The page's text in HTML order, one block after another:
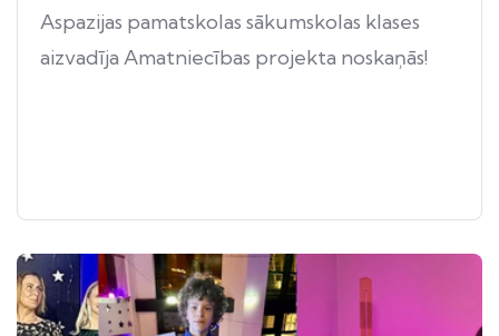
Aspazijas pamatskolas sākumskolas klases
aizvadīja Amatniecības projekta noskaņās!